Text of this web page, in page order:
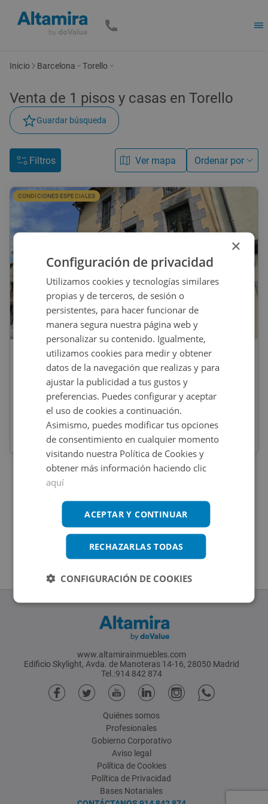
Inicio Barcelona Torello
Venta de 1 pisos y casas en Torello
Guardar búsqueda
Filtros Ver mapa Ordenar por
12
CONDICIONES ESPECIALES
80.000€
Piso En Venta En Cl Ges D ´Avall, 14,
Torello
9186_0085_PE0001
3 habs2 baños
www.altamirainmuebles.com
Edificio Skylight, Avda. de Manoteras 14-16, 28050 Madrid
Tel.:914 842 874
Quiénes somos
Profesionales
Gobierno Corporativo
Aviso legal
Política de Cookies
Política de Privacidad
Bases Notariales
×
Configuración de privacidad
Utilizamos cookies y tecnologías similares
propias y de terceros, de sesión o
persistentes, para hacer funcionar de
manera segura nuestra página web y
personalizar su contenido. Igualmente,
utilizamos cookies para medir y obtener
datos de la navegación que realizas y para
ajustar la publicidad a tus gustos y
preferencias. Puedes configurar y aceptar
el uso de cookies a continuación.
Asimismo, puedes modificar tus opciones
de consentimiento en cualquier momento
visitando nuestra Política de Cookies y
obtener más información haciendo clic
aquí
ACEPTAR Y CONTINUAR
RECHAZARLAS TODAS
CONFIGURACIÓN DE COOKIES